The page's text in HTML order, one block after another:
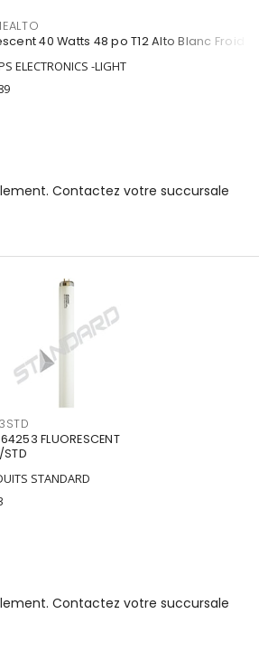
40 Watts 48 po T12 Alto Blanc Froid
ELECTRONICS -LIGHT
Contactez votre succursale
FLUORESCENT
STANDARD
Contactez votre succursale